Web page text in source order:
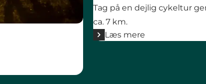
Tag på en dejlig cykeltur
ca. 7 km.
Læs mere